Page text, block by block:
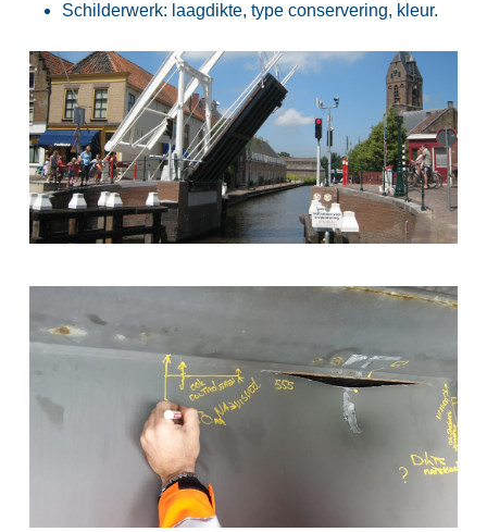
Schilderwerk: laagdikte, type conservering, kleur.